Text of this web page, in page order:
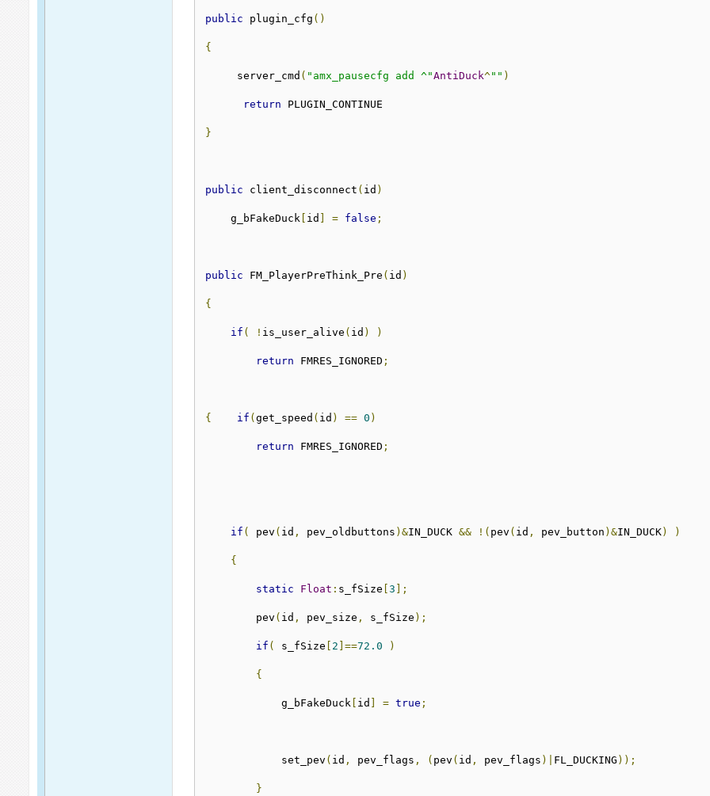
public plugin_cfg ()
{
     server_cmd
( "amx_pausecfg add ^"AntiDuck^"" )
return PLUGIN_CONTINUE
}
public client_disconnect ( id )
    g_bFakeDuck
[ id ] = false ;
public FM_PlayerPreThink_Pre ( id )
{
if ( ! is_user_alive ( id ) )
return FMRES_IGNORED ;
{ if (get_speed ( id ) == 0 )
return FMRES_IGNORED ;
if ( pev ( id , pev_oldbuttons )&IN_DUCK && !( pev ( id , pev_button )&IN_DUCK) )
{
static Float : s_fSize [3 ];
        pev
( id , pev_size , s_fSize );
if ( s_fSize [ 2 ]==72.0 )
{
            g_bFakeDuck
[ id ] = true ;
            set_pev
( id , pev_flags , ( pev ( id , pev_flags )| FL_DUCKING ));
}